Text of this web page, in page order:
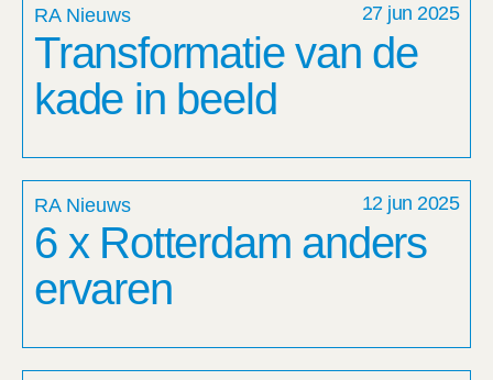
RA Nieuws 27 jun 2025
Transformatie van de
kade in beeld
RA Nieuws 12 jun 2025
6 x Rotterdam anders
ervaren